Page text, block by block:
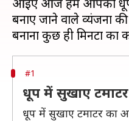
आइए आज हम आपको धूप
बनाए जाने वाले व्यंजनों की
#1
धूप में सुखाए
धूप में सुखाए टमाटर का